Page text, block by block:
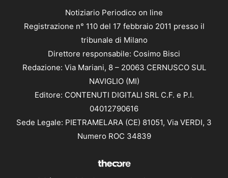
Notiziario Periodico on line
Registrazione n° 110 del 17 febbraio 2011 presso il
tribunale di Milano
Direttore responsabile: Cosimo Bisci
Redazione: Via Mariani, 8 – 20063 CERNUSCO SUL
NAVIGLIO (MI)
Editore: CONTENUTI DIGITALI SRL C.F. e P.I.
04012790616
Sede Legale: PIETRAMELARA (CE) 81051, Via VERDI, 3
Numero ROC 34839